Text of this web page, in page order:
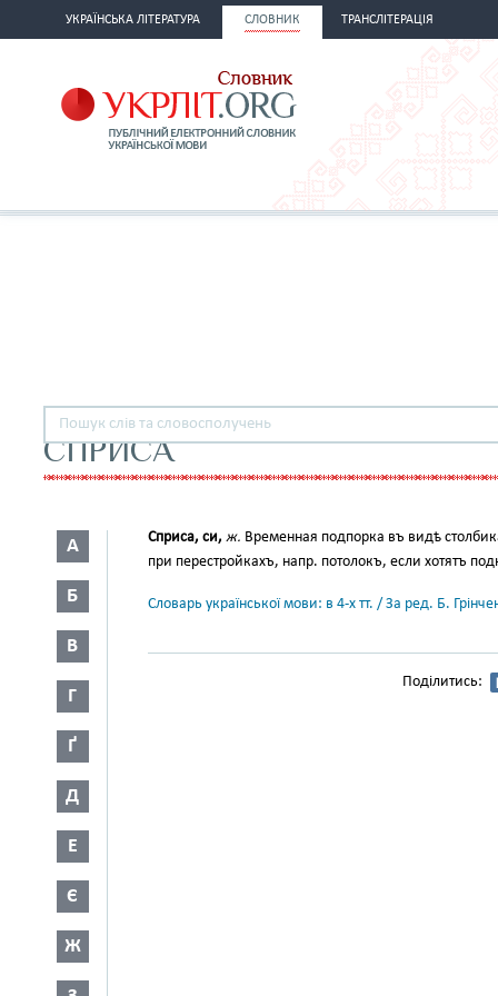
УКРАЇНСЬКА ЛІТЕРАТУРА СЛОВНИК ТРАНСЛІТЕРАЦІЯ
СПРИСА
А
Б
В
Г
Ґ
Д
Е
Є
Ж
Сприса, си, ж. Временная подпорка въ видѣ
при перестройкахъ, напр. потолокъ, если хотятъ
Словарь української мови: в 4-х тт. / За ред. Б.
Поділитись: